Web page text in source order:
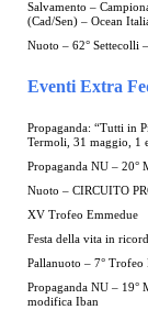
Salvamento –
(Cad/Sen) – Ocean
Nuoto – 62° Settecolli
Eventi Extra
Propaganda: “Tutti in
Termoli, 31 maggio, 1
Propaganda NU – 20°
Nuoto – CIRCUITO
XV Trofeo Emmedue
Festa della vita in
Pallanuoto – 7°
Propaganda NU – 19°
modifica Iban